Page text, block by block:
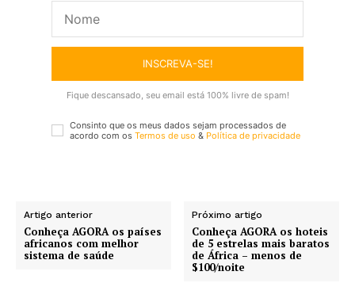
INSCREVA-SE!
Fique descansado, seu email está 100% livre de spam!
Consinto que os meus dados sejam processados de
acordo com os Termos de uso & Política de privacidade
Artigo anterior
Conheça AGORA os países
africanos com melhor
sistema de saúde
Próximo artigo
Conheça AGORA os hoteis
de 5 estrelas mais baratos
de África – menos de
$100/noite